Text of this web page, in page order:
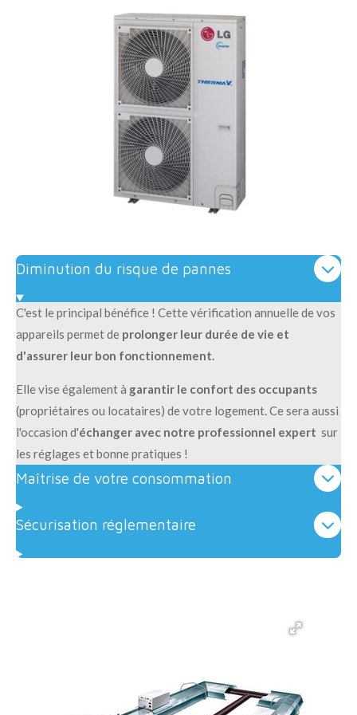
Diminution du risque de pannes
C'est le principal bénéfice ! Cette vérification annuelle de vos
appareils permet de prolonger leur durée de vie et
d'assurer leur bon fonctionnement.
Elle vise également à garantir le confort des occupants
(propriétaires ou locataires) de votre logement. Ce sera aussi
l'occasion d'échanger avec notre professionnel expert sur
les réglages et bonne pratiques !
Maîtrise de votre consommation
Sécurisation réglementaire